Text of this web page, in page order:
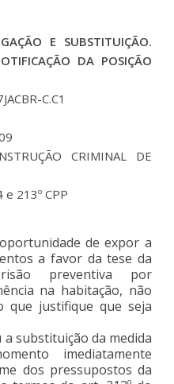
E SUBSTITUIÇÃO.
DA POSIÇÃO
C.C1
CRIMINAL DE
e 213º CPP
de expor a
a favor da tese da
preventiva por
na habitação, não
que justifique que seja
substituição da medida
imediatamente
dos pressupostos da